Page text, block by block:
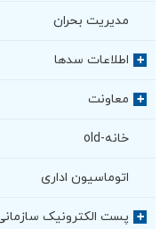
مدیریت بحران
+ اطلاعات سدها
+ معاونت
خانه-old
اتوماسیون اداری
+ پست الکترونیک سازمانی